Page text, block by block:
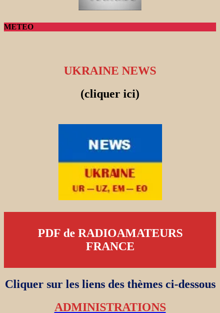
METEO
UKRAINE NEWS
(cliquer ici)
PDF de RADIOAMATEURS
FRANCE
Cliquer sur les liens des thèmes ci-dessous
ADMINISTRATIONS